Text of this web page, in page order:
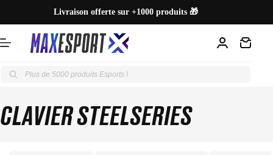
contenu
Livraison offerte sur +1000 produits 🎁
Paiements en 3 ou 4x sans frais 💰
100% Gaming & Esports
Panier
Recherche
CLAVIER STEELSERIES